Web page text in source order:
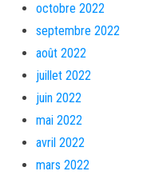
octobre 2022
septembre 2022
août 2022
juillet 2022
juin 2022
mai 2022
avril 2022
mars 2022